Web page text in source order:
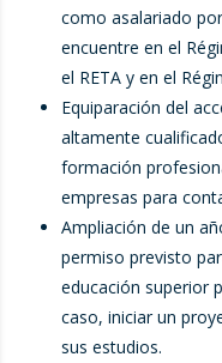
como asalariado
encuentre en el
el RETA y en el
Equiparación del
altamente
formación
empresas para
Ampliación de un
permiso previsto
educación superior
caso, iniciar un
sus estudios.